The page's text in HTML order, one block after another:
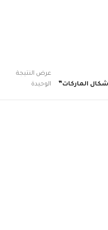
الماركات”
عرض النتيجة
الوحيدة